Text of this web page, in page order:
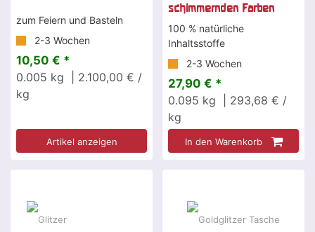
zum Feiern und Basteln
2-3 Wochen
10,50 € *
0.005 kg
| 2.100,00 € /
kg
Artikel anzeigen
schimmernden Farben
100 % natürliche
Inhaltsstoffe
2-3 Wochen
27,90 € *
0.095 kg
| 293,68 € /
kg
In den Warenkorb